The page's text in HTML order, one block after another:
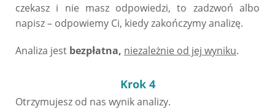
czekasz i nie masz odpowiedzi, to zadzwoń albo
napisz – odpowiemy Ci, kiedy zakończymy analizę.
Analiza jest bezpłatna, niezależnie od jej wyniku.
Krok 4
Otrzymujesz od nas wynik analizy.